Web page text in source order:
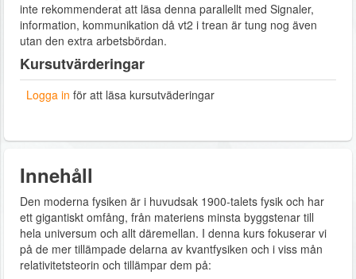
inte rekommenderat att läsa denna parallellt med Signaler,
information, kommunikation då vt2 i trean är tung nog även
utan den extra arbetsbördan.
Kursutvärderingar
Logga in för att läsa kursutväderingar
Innehåll
Den moderna fysiken är i huvudsak 1900-talets fysik och har
ett gigantiskt omfång, från materiens minsta byggstenar till
hela universum och allt däremellan. I denna kurs fokuserar vi
på de mer tillämpade delarna av kvantfysiken och i viss mån
relativitetsteorin och tillämpar dem på: